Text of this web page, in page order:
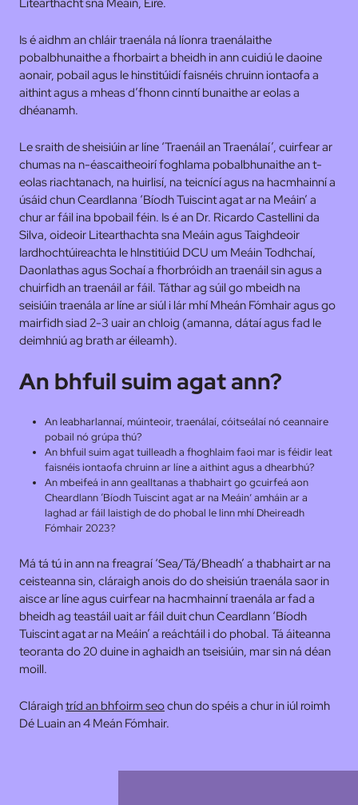
Litearthacht sna Meáin, Éire.
Is é aidhm an chláir traenála ná líonra traenálaithe
pobalbhunaithe a fhorbairt a bheidh in ann cuidiú le daoine
aonair, pobail agus le hinstitúidí faisnéis chruinn iontaofa a
aithint agus a mheas d’fhonn cinntí bunaithe ar eolas a
dhéanamh.
Le sraith de sheisiúin ar líne ‘Traenáil an Traenálaí’, cuirfear ar
chumas na n-éascaitheoirí foghlama pobalbhunaithe an t-
eolas riachtanach, na huirlisí, na teicnící agus na hacmhainní a
úsáid chun Ceardlanna ‘Bíodh Tuiscint agat ar na Meáin’ a
chur ar fáil ina bpobail féin. Is é an Dr. Ricardo Castellini da
Silva, oideoir Litearthachta sna Meáin agus Taighdeoir
Iardhochtúireachta le hInstitiúid DCU um Meáin Todhchaí,
Daonlathas agus Sochaí a fhorbróidh an traenáil sin agus a
chuirfidh an traenáil ar fáil. Táthar ag súil go mbeidh na
seisiúin traenála ar líne ar siúl i lár mhí Mheán Fómhair agus go
mairfidh siad 2-3 uair an chloig (amanna, dátaí agus fad le
deimhniú ag brath ar éileamh).
An bhfuil suim agat ann?
An leabharlannaí, múinteoir, traenálaí, cóitseálaí nó ceannaire
pobail nó grúpa thú?
An bhfuil suim agat tuilleadh a fhoghlaim faoi mar is féidir leat
faisnéis iontaofa chruinn ar líne a aithint agus a dhearbhú?
An mbeifeá in ann gealltanas a thabhairt go gcuirfeá aon
Cheardlann ‘Bíodh Tuiscint agat ar na Meáin’ amháin ar a
laghad ar fáil laistigh de do phobal le linn mhí Dheireadh
Fómhair 2023?
Má tá tú in ann na freagraí ‘Sea/Tá/Bheadh’ a thabhairt ar na
ceisteanna sin, cláraigh anois do do sheisiún traenála saor in
aisce ar líne agus cuirfear na hacmhainní traenála ar fad a
bheidh ag teastáil uait ar fáil duit chun Ceardlann ‘Bíodh
Tuiscint agat ar na Meáin’ a reáchtáil i do phobal. Tá áiteanna
teoranta do 20 duine in aghaidh an tseisiúin, mar sin ná déan
moill.
Cláraightríd an bhfoirm seochun do spéis a chur in iúl roimh
Dé Luain an 4 Meán Fómhair.